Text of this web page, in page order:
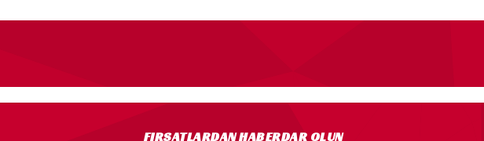
FIRSATLARDAN HABERDAR OLUN